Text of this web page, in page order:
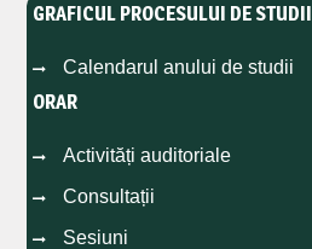
GRAFICUL PROCESULUI DE STUDII
Calendarul anului de studii
ORAR
Activități auditoriale
Consultații
Sesiuni